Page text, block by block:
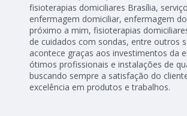
fisioterapias domiciliares Brasília,
enfermagem domiciliar, enfermagem
próximo a mim, fisioterapias
de cuidados com sondas, entre outros
acontece graças aos investimentos da
ótimos profissionais e instalações de
buscando sempre a satisfação do
excelência em produtos e trabalhos.